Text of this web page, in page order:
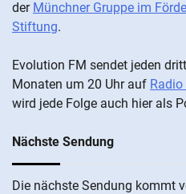
der Münch­ner Grup­pe im
Stiftung.
Evolution FM sen­det je­den
Mo­nat­en um 20 Uhr auf Radio
wird je­de Fol­ge auch hier als
Nächste Sendung
Die näch­ste Sen­dung kommt